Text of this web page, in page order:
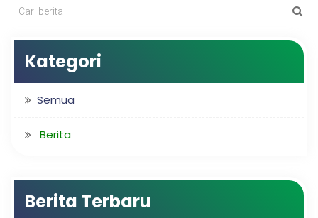
Kategori
Semua
Berita
Berita Terbaru